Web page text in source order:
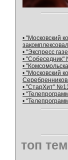
• "Московский
• "Экспресс
•
•
• "Московский
• "СтарХит"
•
•
топ